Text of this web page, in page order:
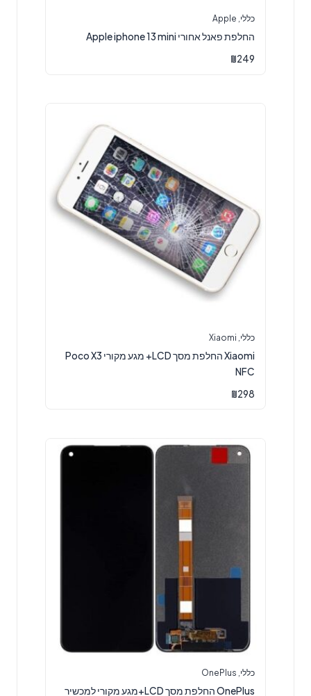
כללי Apple
החלפת פאנל אחורי Apple iphone 13 mini
₪249
כללי Xiaomi
Xiaomi החלפת מסך LCD+ מגע מקורי Poco X3
NFC
₪298
כללי OnePlus
OnePlus החלפת מסך LCD+מגע מקורי למכשיר